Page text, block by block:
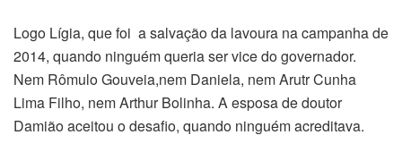
Logo Lígia, que foi a salvação da lavoura na campanha de
2014, quando ninguém queria ser vice do governador.
Nem Rômulo Gouveia,nem Daniela, nem Arutr Cunha
Lima Filho, nem Arthur Bolinha. A esposa de doutor
Damião aceitou o desafio, quando ninguém acreditava.